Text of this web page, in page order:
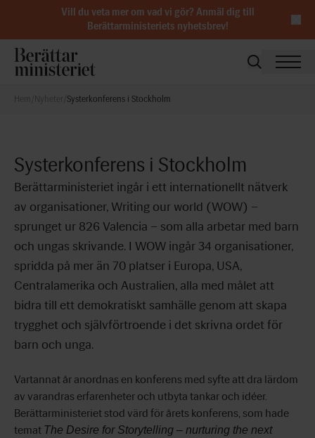
Vill du veta mer om vad vi gör? Anmäl dig till
Berättarministeriets nyhetsbrev!
Systerkonferens i Stockholm
Systerkonferens i Stockholm
Berättarministeriet ingår i ett internationellt nätverk
av organisationer, Writing our world (WOW) –
sprunget ur 826 Valencia – som alla arbetar med barn
och ungas skrivande. I WOW ingår 34 organisationer,
spridda på mer än 70 platser i Europa, USA,
Centralamerika och Australien, alla med målet att
bidra till ett demokratiskt samhälle genom att skapa
trygghet och självförtroende i det skrivna ordet för
barn och unga.
Vartannat år anordnas en konferens med syfte att dra lärdom
av varandras erfarenheter och utbyta tankar och idéer.
Berättarministeriet stod värd för årets konferens, som hade
temat The Desire for Storytelling – nurturing the next